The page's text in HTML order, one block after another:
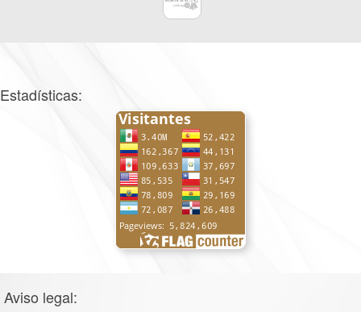
Estadísticas:
Aviso legal: